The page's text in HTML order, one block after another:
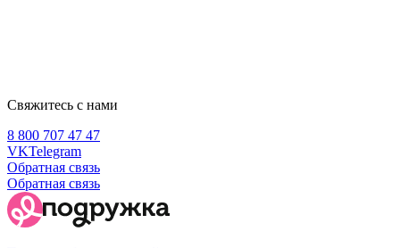
Свяжитесь с нами
8 800 707 47 47
VKTelegram
Обратная связь
Обратная связь